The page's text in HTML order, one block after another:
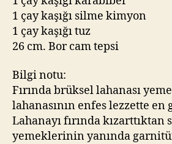
1 çay kaşığı silme kimyon
1 çay kaşığı tuz
26 cm. Bor cam tepsi
Bilgi notu:
Fırında brüksel lahanası
lahanasının enfes lezzette en
Lahanayı fırında kızarttıktan
yemeklerinin yanında